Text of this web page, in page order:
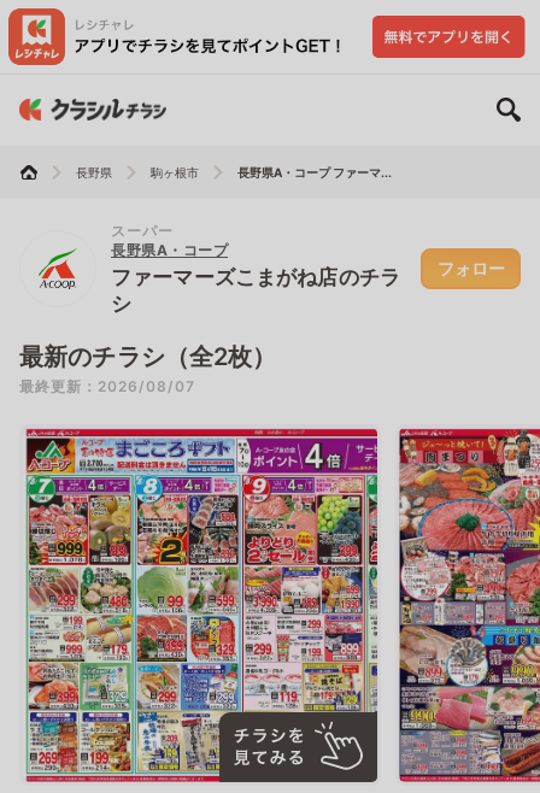
長野県 駒ヶ根市 長野県A・コープ ファーマ...
スーパー
長野県A・コープ
ファーマーズこまがね店のチラ
シ
フォロー
最新のチラシ（全2枚）
最終更新：2026/08/07